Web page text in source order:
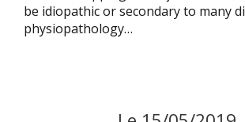
be idiopathic or secondary to many
physiopathology…